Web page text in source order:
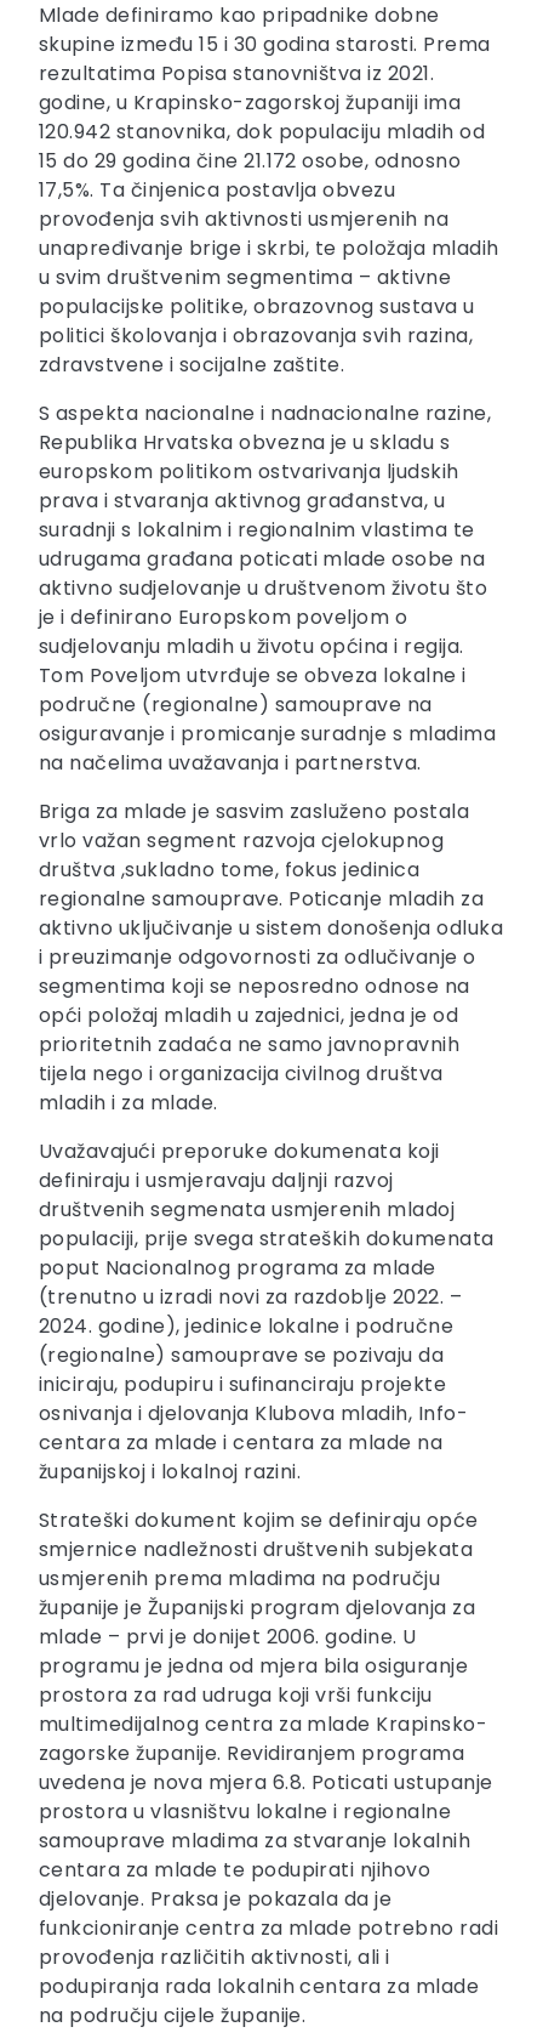
Mlade definiramo kao pripadnike dobne
skupine između 15 i 30 godina starosti. Prema
rezultatima Popisa stanovništva iz 2021.
godine, u Krapinsko-zagorskoj županiji ima
120.942 stanovnika, dok populaciju mladih od
15 do 29 godina čine 21.172 osobe, odnosno
17,5%. Ta činjenica postavlja obvezu
provođenja svih aktivnosti usmjerenih na
unapređivanje brige i skrbi, te položaja mladih
u svim društvenim segmentima – aktivne
populacijske politike, obrazovnog sustava u
politici školovanja i obrazovanja svih razina,
zdravstvene i socijalne zaštite.
S aspekta nacionalne i nadnacionalne razine,
Republika Hrvatska obvezna je u skladu s
europskom politikom ostvarivanja ljudskih
prava i stvaranja aktivnog građanstva, u
suradnji s lokalnim i regionalnim vlastima te
udrugama građana poticati mlade osobe na
aktivno sudjelovanje u društvenom životu što
je i definirano Europskom poveljom o
sudjelovanju mladih u životu općina i regija.
Tom Poveljom utvrđuje se obveza lokalne i
područne (regionalne) samouprave na
osiguravanje i promicanje suradnje s mladima
na načelima uvažavanja i partnerstva.
Briga za mlade je sasvim zasluženo postala
vrlo važan segment razvoja cjelokupnog
društva ,sukladno tome, fokus jedinica
regionalne samouprave. Poticanje mladih za
aktivno uključivanje u sistem donošenja odluka
i preuzimanje odgovornosti za odlučivanje o
segmentima koji se neposredno odnose na
opći položaj mladih u zajednici, jedna je od
prioritetnih zadaća ne samo javnopravnih
tijela nego i organizacija civilnog društva
mladih i za mlade.
Uvažavajući preporuke dokumenata koji
definiraju i usmjeravaju daljnji razvoj
društvenih segmenata usmjerenih mladoj
populaciji, prije svega strateških dokumenata
poput Nacionalnog programa za mlade
(trenutno u izradi novi za razdoblje 2022. –
2024. godine), jedinice lokalne i područne
(regionalne) samouprave se pozivaju da
iniciraju, podupiru i sufinanciraju projekte
osnivanja i djelovanja Klubova mladih, Info-
centara za mlade i centara za mlade na
županijskoj i lokalnoj razini.
Strateški dokument kojim se definiraju opće
smjernice nadležnosti društvenih subjekata
usmjerenih prema mladima na području
županije je Županijski program djelovanja za
mlade – prvi je donijet 2006. godine. U
programu je jedna od mjera bila osiguranje
prostora za rad udruga koji vrši funkciju
multimedijalnog centra za mlade Krapinsko-
zagorske županije. Revidiranjem programa
uvedena je nova mjera 6.8. Poticati ustupanje
prostora u vlasništvu lokalne i regionalne
samouprave mladima za stvaranje lokalnih
centara za mlade te podupirati njihovo
djelovanje. Praksa je pokazala da je
funkcioniranje centra za mlade potrebno radi
provođenja različitih aktivnosti, ali i
podupiranja rada lokalnih centara za mlade
na području cijele županije.